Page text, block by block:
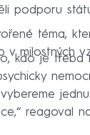
podporu
téma,
v milostných
kdo je třeba
reagoval